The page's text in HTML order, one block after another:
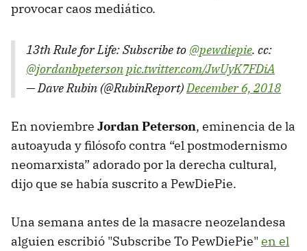
provocar caos mediático.
13th Rule for Life: Subscribe to @pewdiepie. cc:
@jordanbpetersonpic.twitter.com/JwUyK7FDiA
— Dave Rubin (@RubinReport)December 6, 2018
En noviembre Jordan Peterson, eminencia de la
autoayuda y filósofo contra “el postmodernismo
neomarxista” adorado por la derecha cultural,
dijo que se había suscrito a PewDiePie.
Una semana antes de la masacre neozelandesa
alguien escribió "Subscribe To PewDiePie" en el